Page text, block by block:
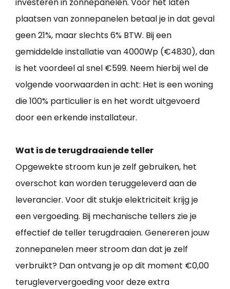
plaatsen van zonnepanelen betaal je in dat geval
geen 21%, maar slechts 6% BTW. Bij een
gemiddelde installatie van 4000Wp (€4830), dan
is het voordeel al snel €599. Neem hierbij wel de
volgende voorwaarden in acht: Het is een woning
die 100% particulier is en het wordt uitgevoerd
door een erkende installateur.
Wat is de terugdraaiende teller
Opgewekte stroom kun je zelf gebruiken, het
overschot kan worden teruggeleverd aan de
leverancier. Voor dit stukje elektriciteit krijg je
een vergoeding. Bij mechanische tellers zie je
effectief de teller terugdraaien. Genereren jouw
zonnepanelen meer stroom dan dat je zelf
verbruikt? Dan ontvang je op dit moment €0,00
terugleververgoeding voor deze extra